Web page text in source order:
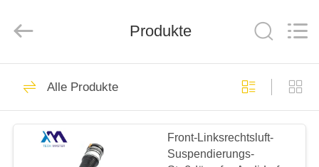
HEIM
PRODUKTE
parts
co.ltd.
Reserved.
Luft-
Suspendierungs-
3668
Produkte
Alle Produkte
Front-Linksrechtsluft-
Suspendierungs-